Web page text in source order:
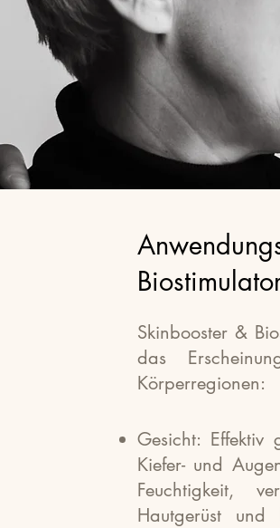
Skinbooster &
das
Körperregionen:
Gesicht: Effektiv
Kiefer- und
Feuchtigkeit,
Hautgerüst